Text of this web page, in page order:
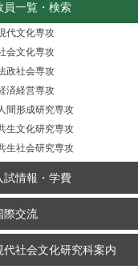
員一覧・検索
代文化専攻
会文化専攻
政社会専攻
済経営専攻
間形成研究専攻
生文化研究専攻
生社会研究専攻
試情報・学費
際交流
代社会文化研究科案内